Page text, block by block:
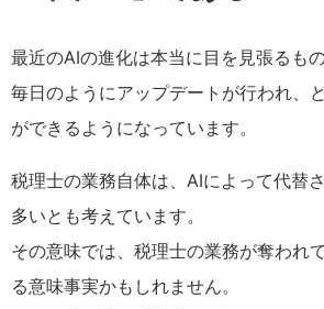
最近のAIの進化は本当に目を見張るもの
毎日のようにアップデートが行われ、
ができるようになっています。
税理士の業務自体は、AIによって代替
多いとも考えています。
その意味では、税理士の業務が奪われ
る意味事実かもしれません。